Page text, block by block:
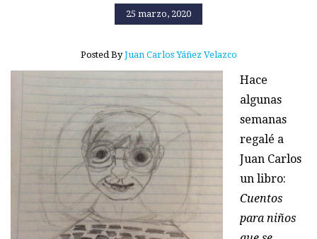
25 marzo, 2020
Posted ByJuan Carlos Yáñez Velazco
Hace
algunas
semanas
regalé a
Juan Carlos
un libro:
Cuentos
para niños